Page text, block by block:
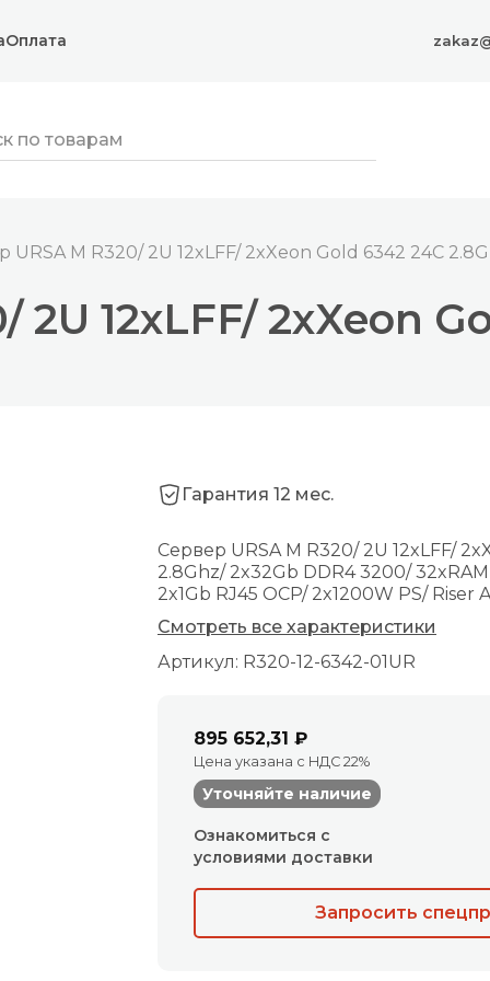
Оплата
URSA M R320/ 2U 12xLFF/ 2xXeon Gold 6342 24C
2U 12xLFF/ 2xXeon
Артикул: R320-12-6342-01UR
Гарантия 12 мес.
Сервер URSA M R320/ 2U 12xLFF/
2.8Ghz/ 2x32Gb DDR4 3200/
2x1Gb RJ45 OCP/ 2x1200W PS/ Riser A
Смотреть все характеристики
895 652,31 ₽
Цена указана с НДС 22%
Уточняйте наличие
Ознакомиться с
условиями доставки
Запросить